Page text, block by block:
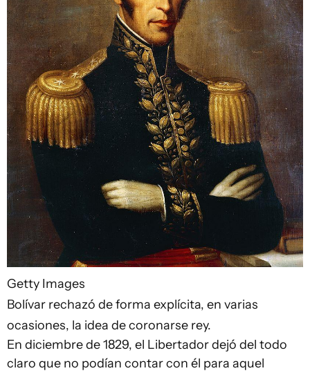
Getty Images
Bolívar rechazó de forma explícita, en varias
ocasiones, la idea de coronarse rey.
En diciembre de 1829, el Libertador dejó del todo
claro que no podían contar con él para aquel